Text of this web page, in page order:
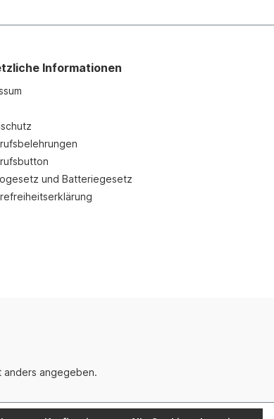
Informationen
und Batteriegesetz
anders angegeben.